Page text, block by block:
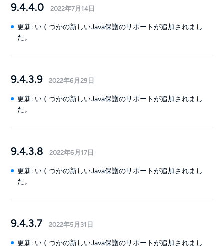
9.4.4.0 2022年7月14日
更新: いくつかの新しいJava保護のサポートが追加されまし
た。
9.4.3.9 2022年6月29日
更新: いくつかの新しいJava保護のサポートが追加されまし
た。
9.4.3.8 2022年6月17日
更新: いくつかの新しいJava保護のサポートが追加されまし
た。
9.4.3.7 2022年5月31日
更新: いくつかの新しいJava保護のサポートが追加されまし